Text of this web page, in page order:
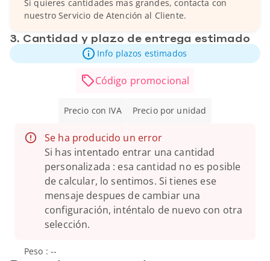
Si quieres cantidades mas grandes, contacta con
nuestro Servicio de Atención al Cliente.
3. Cantidad y plazo de entrega estimado
Info plazos estimados
Código promocional
Precio con IVA Precio por unidad
Se ha producido un error
Si has intentado entrar una cantidad
personalizada : esa cantidad no es posible
de calcular, lo sentimos. Si tienes ese
mensaje despues de cambiar una
configuración, inténtalo de nuevo con otra
selección.
Peso :--